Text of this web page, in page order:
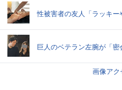
性被害者の友人「ラッキー
巨人のベテラン左腕が「密
画像アク